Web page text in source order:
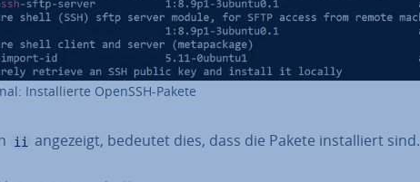
In­stal­lier­te OpenSSH-Pakete
ii angezeigt, bedeutet dies, dass die Pakete in­stal­liert sind.